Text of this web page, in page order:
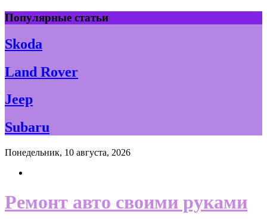
Skip
to
content
Популярные статьи
Skoda
Land Rover
Jeep
Subaru
Понедельник, 10 августа, 2026
Ремонт авто своими руками